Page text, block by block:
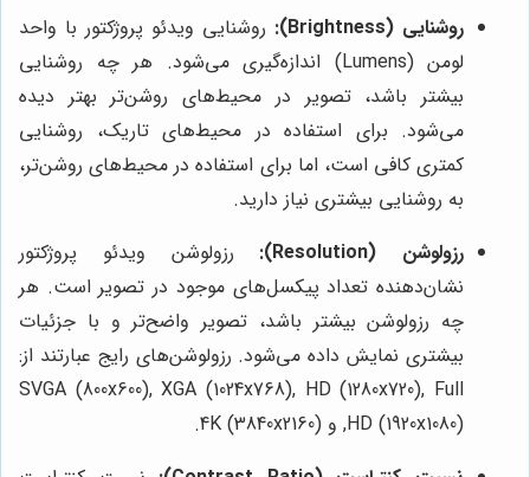
روشنایی (Brightness):
روشنایی ویدئو پروژکتور با واحد
لومن (Lumens) اندازه‌گیری می‌شود. هر چه روشنایی
بیشتر باشد، تصویر در محیط‌های روشن‌تر بهتر دیده
می‌شود. برای استفاده در محیط‌های تاریک، روشنایی
کمتری کافی است، اما برای استفاده در محیط‌های روشن‌تر،
به روشنایی بیشتری نیاز دارید.
رزولوشن (Resolution):
رزولوشن ویدئو پروژکتور
نشان‌دهنده تعداد پیکسل‌های موجود در تصویر است. هر
چه رزولوشن بیشتر باشد، تصویر واضح‌تر و با جزئیات
بیشتری نمایش داده می‌شود. رزولوشن‌های رایج عبارتند از:
SVGA (800x600), XGA (1024x768), HD (1280x720), Full
HD (1920x1080), و 4K (3840x2160).